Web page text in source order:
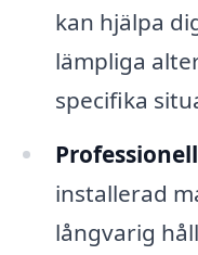
kan hjälpa
lämpliga
specifika
installerad
långvarig